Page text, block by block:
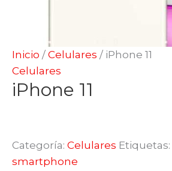
Inicio / Celulares / iPhone 11
Celulares
iPhone 11
Categoría: Celulares Etiquetas:
smartphone